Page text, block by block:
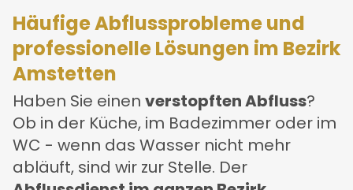
Häufige Abflussprobleme und
professionelle Lösungen im Bezirk
Amstetten
Haben Sie einen verstopften Abfluss?
Ob in der Küche, im Badezimmer oder im
WC - wenn das Wasser nicht mehr
abläuft, sind wir zur Stelle. Der